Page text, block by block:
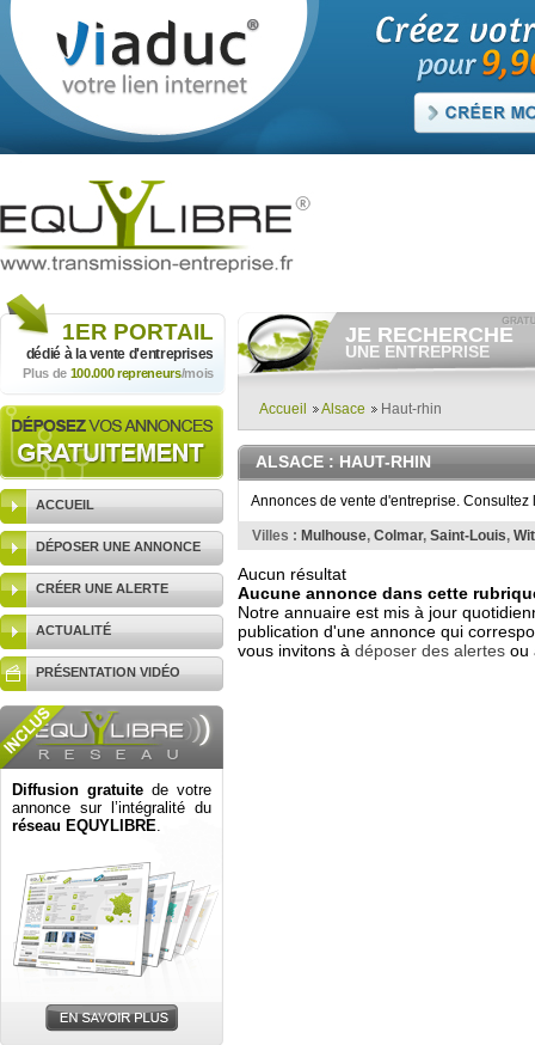
1ER PORTAIL
dédié à la vente d'entreprises
Plus de 100.000 repreneurs/mois
ACCUEIL
DÉPOSER UNE ANNONCE
CRÉER UNE ALERTE
ACTUALITÉ
PRÉSENTATION VIDÉO
Diffusion gratuite de votre
annonce sur l’intégralité du
réseau EQUYLIBRE.
JE RECHERCHE
UNE ENTREPRISE
Consulter gratuitementles
vendre.
Et/ou déposer gratuitement
votre recherche d'entreprise.
RECHERCHER UNE
ANNONCE
Accueil Alsace Haut-rhin
ALSACE: HAUT-RHIN
Annonces de vente d'entreprise.
Villes : Mulhouse, Colmar, Saint-Louis,
Aucun résultat
Aucune annonce dans cette
Notre annuaire est mis à jour
publication d'une annonce qui
vous invitons à déposer des alertes ou